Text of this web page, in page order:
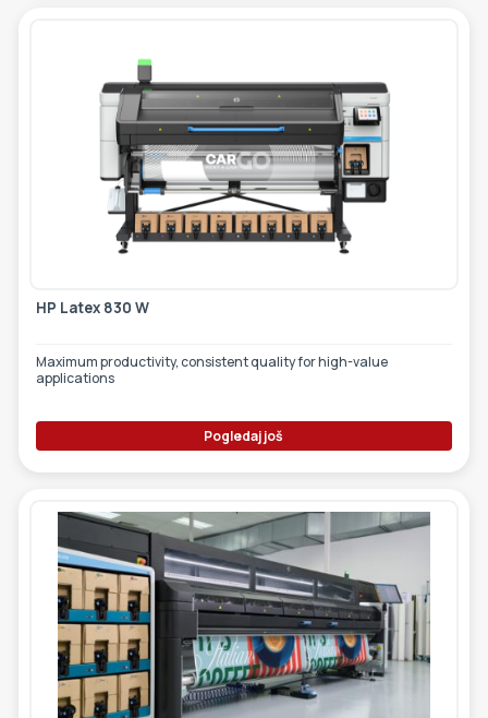
HP Latex 830 W
Maximum productivity, consistent quality for high-value
applications
Pogledaj još